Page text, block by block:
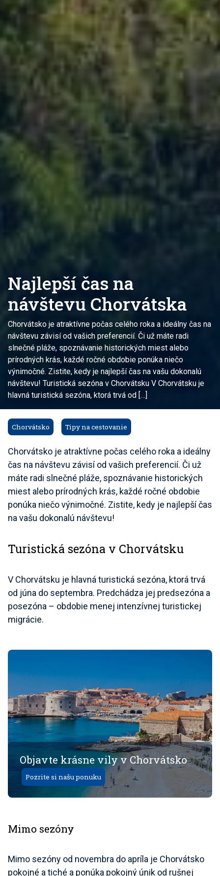
Najlepší čas na
návštevu Chorvátska
Chorvátsko je atraktívne počas celého roka a ideálny čas na
návštevu závisí od vašich preferencií. Či už máte radi
slnečné pláže, spoznávanie historických miest alebo
prírodných krás, každé ročné obdobie ponúka niečo
výnimočné. Zistite, kedy je najlepší čas na vašu dokonalú
návštevu! Turistická sezóna v Chorvátsku V Chorvátsku je
hlavná turistická sezóna, ktorá trvá od […]
Chorvátsko Tipy na cestovanie
Chorvátsko je atraktívne počas celého roka a ideálny
čas na návštevu závisí od vašich preferencií. Či už
máte radi slnečné pláže, spoznávanie historických
miest alebo prírodných krás, každé ročné obdobie
ponúka niečo výnimočné. Zistite, kedy je najlepší čas
na vašu dokonalú návštevu!
Turistická sezóna v Chorvátsku
V Chorvátsku je hlavná turistická sezóna, ktorá trvá
od júna do septembra. Predchádza jej predsezóna a
posezóna – obdobie menej intenzívnej turistickej
migrácie.
Objavte krásne vily v Chorvátsko
Pozrite si našu ponuku
Mimo sezóny
Mimo sezóny od novembra do apríla je Chorvátsko
pokojné a tiché a ponúka pokojný únik od rušnej